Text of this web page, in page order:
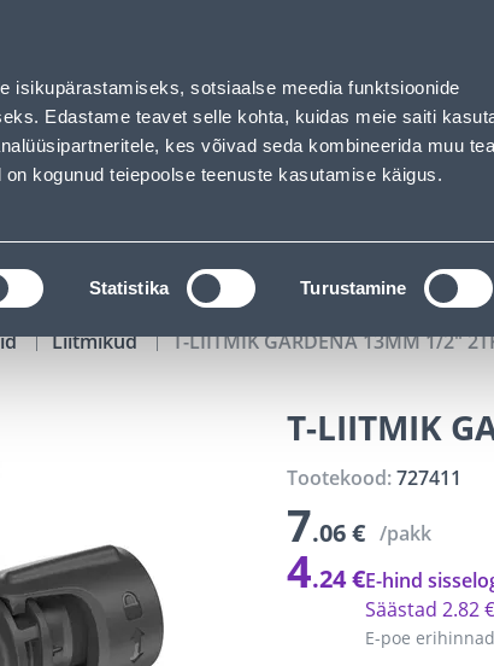
isikupärastamiseks, sotsiaalse meedia funktsioonide
Edastame teavet selle kohta, kuidas meie saiti
kes võivad seda kombineerida muu
kogunud teiepoolse teenuste kasutamise käigus.
Statistika Turustamine
Karjäärileht
OTSI Logi sisse
TÖÖRIISTALAENUTUS
Liitmikud T-LIITMIK GARDENA 13MM 1/2"
T-LIITMIK
Tootekood:727411
7.06 € /pakk
4.24 €
E-poe
Säästad 2.82 €
E-hind